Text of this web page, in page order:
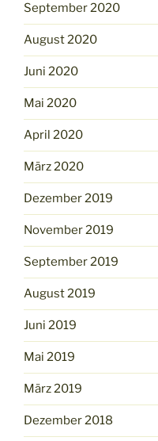
September 2020
August 2020
Juni 2020
Mai 2020
April 2020
März 2020
Dezember 2019
November 2019
September 2019
August 2019
Juni 2019
Mai 2019
März 2019
Dezember 2018